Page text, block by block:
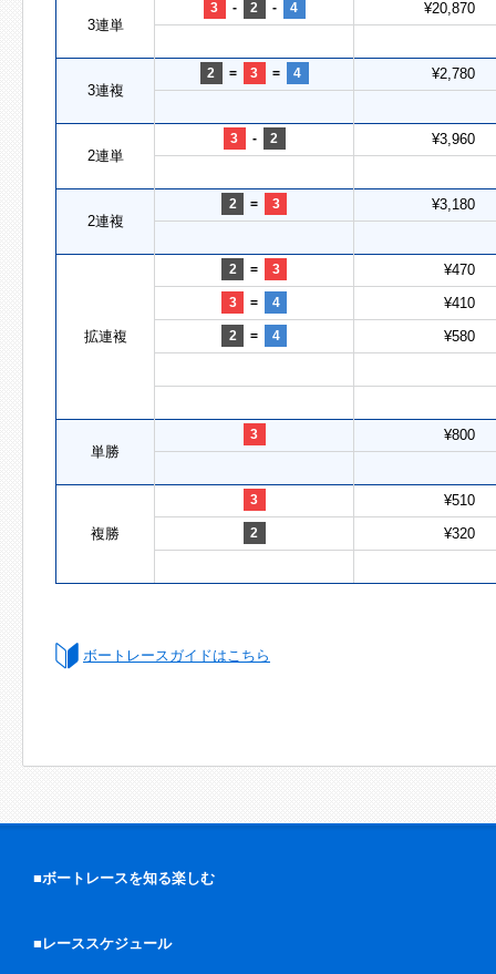
3連単
3 - 2 - 4 ¥20,870
3連複
2 = 3 = 4 ¥2,780
2連単
3 - 2 ¥3,960
2連複
2 = 3 ¥3,180
拡連複
2 = 3 ¥470
3 = 4 ¥410
2 = 4 ¥580
単勝
3 ¥800
複勝
3 ¥510
2 ¥320
ボートレースガイドはこちら
■ボートレースを知る楽しむ
■レーススケジュール